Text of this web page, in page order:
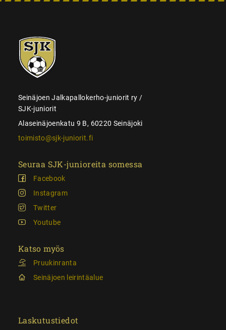
SJK-
juniorit
Seinäjoen Jalkapallokerho-juniorit ry /
SJK-juniorit
Alaseinäjoenkatu 9 B, 60220 Seinäjoki
toimisto@sjk-juniorit.fi
Seuraa SJK-junioreita somessa
Facebook
Instagram
Twitter
Youtube
Katso myös
Pruukinranta
Seinäjoen leirintäalue
Laskutustiedot